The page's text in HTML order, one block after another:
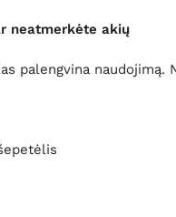
neatmerkėte akių
palengvina